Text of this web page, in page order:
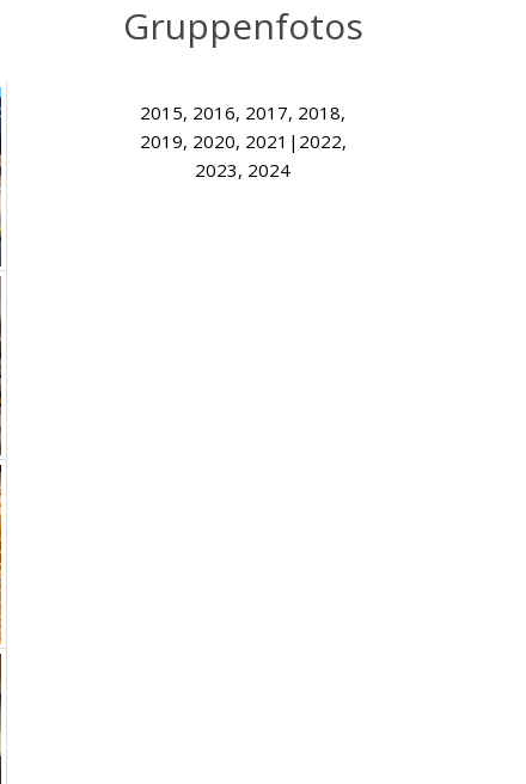
Gruppenfotos
2015, 2016, 2017, 2018,
2019, 2020, 2021|2022,
2023, 2024